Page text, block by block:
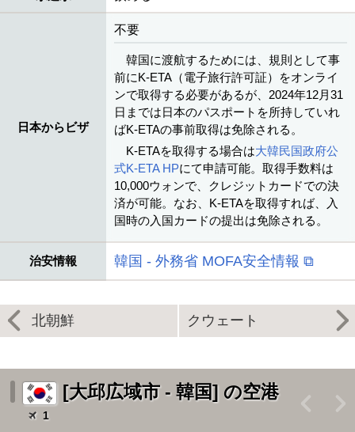
日本からビザ
不要
韓国に渡航するためには、規則として事
前にK-ETA（電子旅行許可証）をオンライ
ンで取得する必要があるが、2024年12月31
日までは日本のパスポートを所持していれ
ばK-ETAの事前取得は免除される。
K-ETAを取得する場合は大韓民国政府公
式K-ETA HPにて申請可能。取得手数料は
10,000ウォンで、クレジットカードでの決
済が可能。なお、K-ETAを取得すれば、入
国時の入国カードの提出は免除される。
治安情報 韓国 - 外務省 MOFA安全情報 ⧉
北朝鮮 クウェート
[大邱広域市 - 韓国] の空港
1